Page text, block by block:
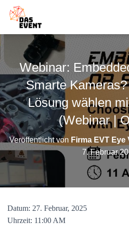
Webinar:
Smarte
Lösung wählen
(Webinar |
Veröffentlicht von Firma EVT
7. Februar
Datum: 27. Februar, 2025
Uhrzeit: 11:00 AM